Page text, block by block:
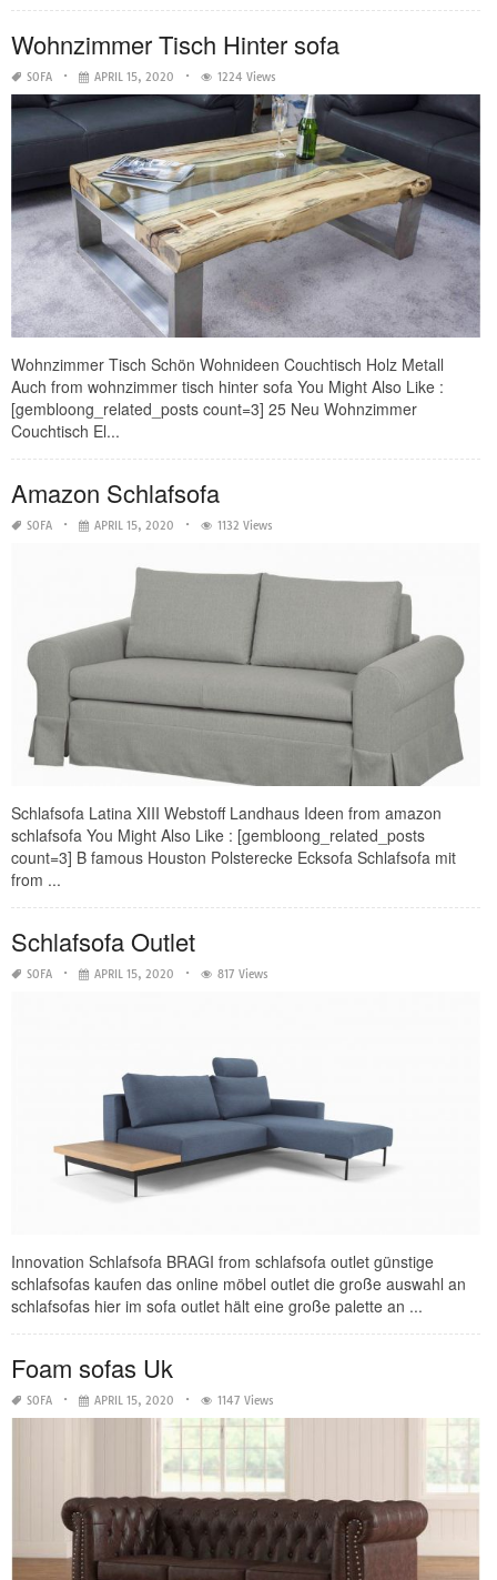
Wohnzimmer Tisch Hinter sofa
SOFA APRIL 15, 2020 1224 Views
Wohnzimmer Tisch Schön Wohnideen Couchtisch Holz Metall
Auch from wohnzimmer tisch hinter sofa You Might Also Like :
[gembloong_related_posts count=3] 25 Neu Wohnzimmer
Couchtisch El...
Amazon Schlafsofa
SOFA APRIL 15, 2020 1132 Views
Schlafsofa Latina XIII Webstoff Landhaus Ideen from amazon
schlafsofa You Might Also Like : [gembloong_related_posts
count=3] B famous Houston Polsterecke Ecksofa Schlafsofa mit
from ...
Schlafsofa Outlet
SOFA APRIL 15, 2020 817 Views
Innovation Schlafsofa BRAGI from schlafsofa outlet günstige
schlafsofas kaufen das online möbel outlet die große auswahl an
schlafsofas hier im sofa outlet hält eine große palette an ...
Foam sofas Uk
SOFA APRIL 15, 2020 1147 Views